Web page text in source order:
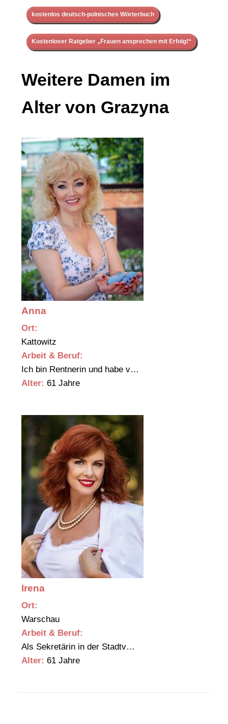
kostenlos deutsch-polnisches Wörterbuch
Kostenloser Ratgeber „Frauen ansprechen mit Erfolg!“
Weitere Damen im
Alter von Grazyna
Anna
Ort:
Kattowitz
Arbeit & Beruf:
Ich bin Rentnerin und habe v…
Alter: 61 Jahre
Irena
Ort:
Warschau
Arbeit & Beruf:
Als Sekretärin in der Stadtv…
Alter: 61 Jahre